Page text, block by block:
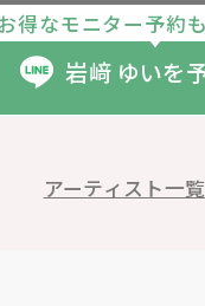
得なモニター予約
岩﨑 ゆいを
アーティスト一